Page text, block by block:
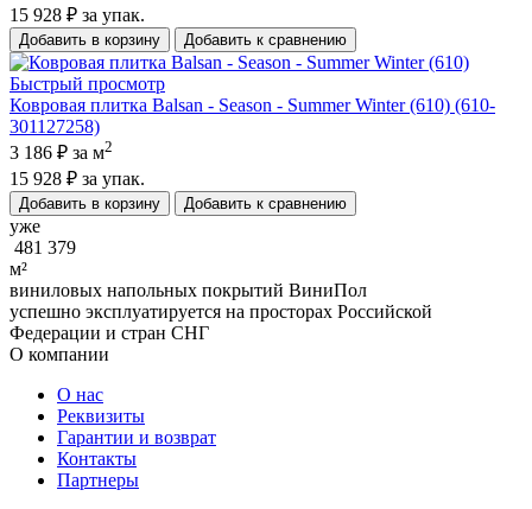
15 928 ₽ за упак.
Добавить в корзину Добавить к сравнению
Быстрый просмотр
Ковровая плитка Balsan - Season - Summer Winter (610) (610-
301127258)
3 186 ₽ за м2
15 928 ₽ за упак.
Добавить в корзину Добавить к сравнению
уже
481 379
м²
виниловых напольных покрытий ВиниПол
успешно эксплуатируется на просторах Российской
Федерации и стран СНГ
О компании
О нас
Реквизиты
Гарантии и возврат
Контакты
Партнеры